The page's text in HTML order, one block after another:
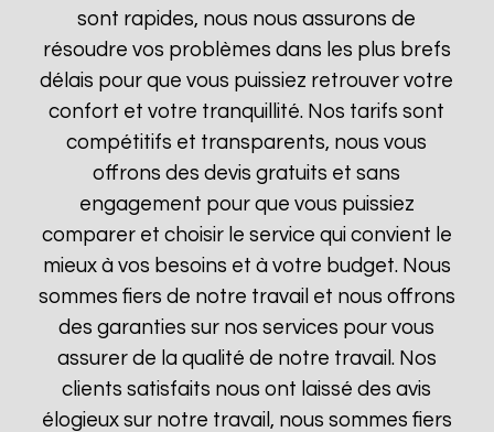
sont rapides, nous nous assurons de
résoudre vos problèmes dans les plus brefs
délais pour que vous puissiez retrouver votre
confort et votre tranquillité. Nos tarifs sont
compétitifs et transparents, nous vous
offrons des devis gratuits et sans
engagement pour que vous puissiez
comparer et choisir le service qui convient le
mieux à vos besoins et à votre budget. Nous
sommes fiers de notre travail et nous offrons
des garanties sur nos services pour vous
assurer de la qualité de notre travail. Nos
clients satisfaits nous ont laissé des avis
élogieux sur notre travail, nous sommes fiers